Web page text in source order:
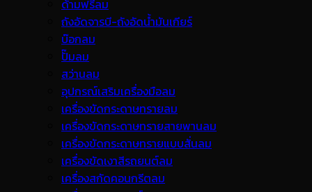
ด้ามฟรีลม
ถังอัดจารบี-ถังอัดน้ำมันเกียร์
บ๊อกลม
ปั๊มลม
สว่านลม
อุปกรณ์เสริมเครื่องมือลม
เครื่องขัดกระดาษทรายลม
เครื่องขัดกระดาษทรายสายพานลม
เครื่องขัดกระดาษทรายแบบสั่นลม
เครื่องขัดเงาสีรถยนต์ลม
เครื่องสกัดคอนกรีตลม